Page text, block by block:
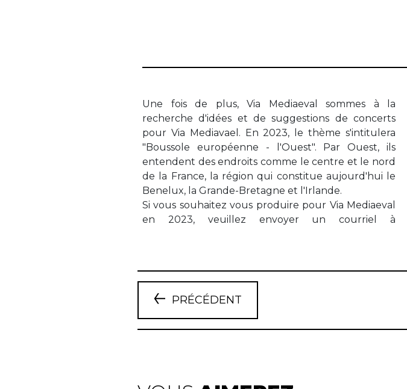
Une fois de plus, Via Mediaeval sommes à la
recherche d'idées et de suggestions de concerts
pour Via Mediavael. En 2023, le thème s'intitulera
"Boussole européenne - l'Ouest". Par Ouest, ils
entendent des endroits comme le centre et le nord
de la France, la région qui constitue aujourd'hui le
Benelux, la Grande-Bretagne et l'Irlande.
Si vous souhaitez vous produire pour Via Mediaeval
en 2023, veuillez envoyer un courriel à
PRÉCÉDENT